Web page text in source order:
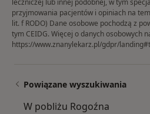
leczniczej lub innej podobnej, w tym
przyjmowania pacjentów i opiniach na
lit. f RODO) Dane osobowe pochodzą z
tym CEIDG. Więcej o danych osobowych
https://www.znanylekarz.pl/gdpr/
Powiązane wyszukiwania
W pobliżu Rogoźna